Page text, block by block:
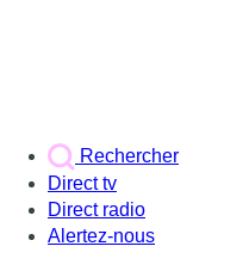
Rechercher
Direct tv
Direct radio
Alertez-nous